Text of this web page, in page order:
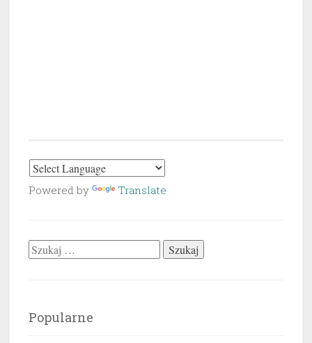
Powered by Translate
Szukaj:
Popularne